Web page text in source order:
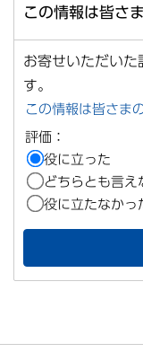
この情報は皆さ
お寄せいただいた
す。
この情報は皆さま
評価：
役に立った
どちらとも言え
役に立たなかっ